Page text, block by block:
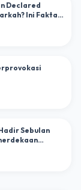
Declared
Ini Fakta
Sebulan